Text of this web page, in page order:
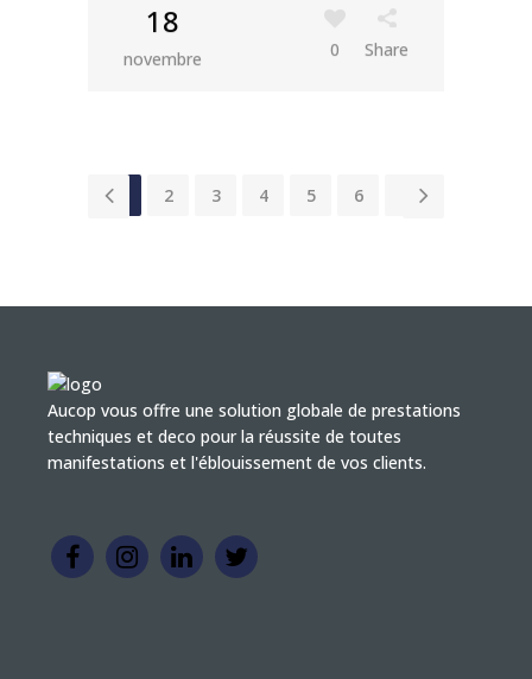
18
novembre 0 Share
2 3 4 5 6
Aucop vous offre une solution globale de prestations
techniques et deco pour la réussite de toutes
manifestations et l'éblouissement de vos clients.